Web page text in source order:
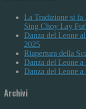
La Tradizione si fa
Sing Choy Lay
Danza del Leone
2025
Riapertura della
Danza del Leone
Danza del Leone
Archivi